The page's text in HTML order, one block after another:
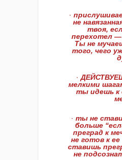
·
не
твоя,
перехотел
Ты не
того, чего
·
мелкими
ты идешь к
· ты не
больше
преград к
не готов к
ставишь
не